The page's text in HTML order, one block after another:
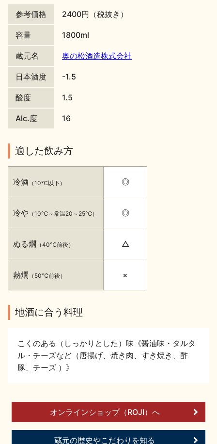
地酒川柳
地酒・イベント情報
季節の商品
地酒蔵元会とは
参考価格 2400円（税抜き）
容量 1800ml
蔵元名 奥の松酒造株式会社
日本酒度 -1.5
酸度 1.5
Alc.度 16
適した飲み方
冷酒 （10℃以下）
冷や （10℃～常温20～25℃）
ぬる燗 （40℃前後）
熱燗 （50℃前後）
◎
◎
△
×
地酒に合う料理
こくのある（しっかりとした）味《醤油味・タルタ
ル・チーズなど（唐揚げ、焼き肉、すき焼き、酢
豚、チーズ ）》
オンラインショップ（ROJI）へ
蔵元の歴史やこだわりを知る